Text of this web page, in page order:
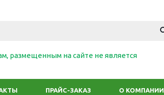
размещенным на сайте не является
ПРАЙС-ЗАКАЗ О КОМПАНИИ